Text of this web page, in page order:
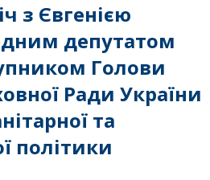
з Євгенією
депутатом
Голови
Ради України
та
політики